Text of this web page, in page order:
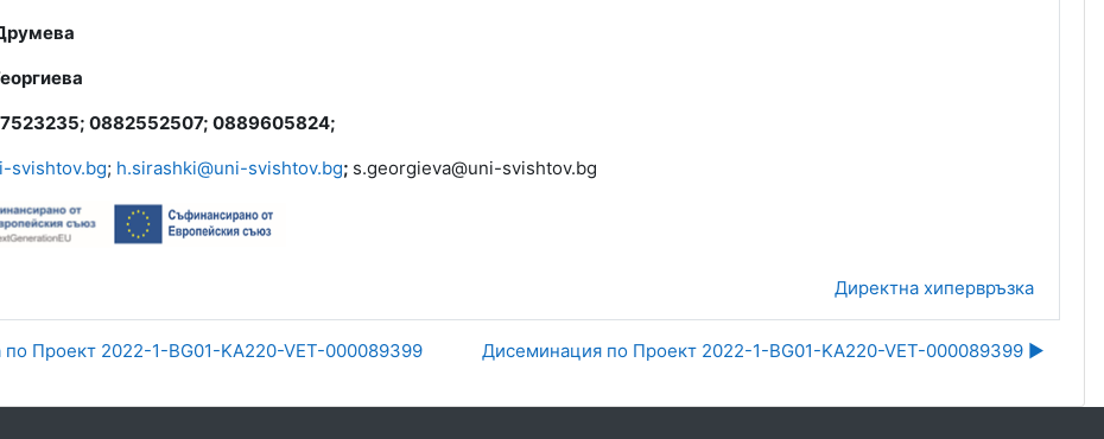
0882552507; 0889605824;
svishtov.bg; h.sirashki@uni-svishtov.bg; s.georgieva@uni-svishtov.bg
Директна хипервръзка
Проект 2022-1-BG01-KA220-VET-000089399 Дисеминация по Проект 2022-1-BG01-KA220-VET-000089399 ▶︎